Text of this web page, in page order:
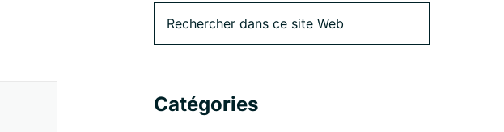
Barre
principale
dans
Catégories